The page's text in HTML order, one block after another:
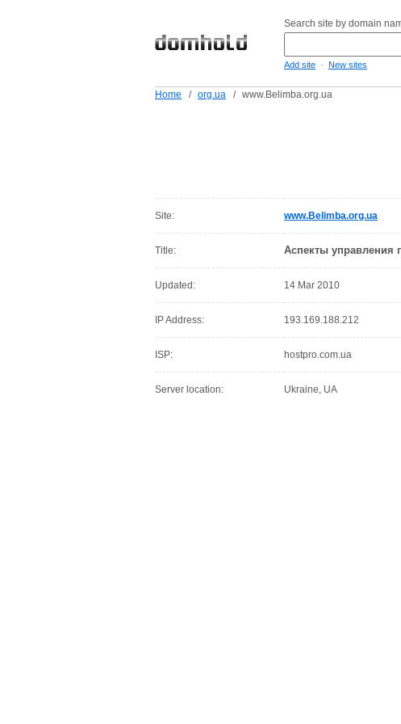
Search site by domain
Add site - New sites
Home / org.ua / www.Belimba.org.ua
Site: www.Belimba.org.ua
Title: Аспекты управления
Updated: 14 Mar 2010
IP Address: 193.169.188.212
ISP: hostpro.com.ua
Server location: Ukraine, UA